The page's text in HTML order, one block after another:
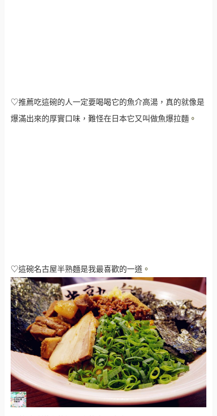
♡推薦吃這碗的人一定要喝喝它的魚介高湯，真的就像是
爆滿出來的厚實口味，難怪在日本它又叫做魚爆拉麵 。
♡這碗名古屋半熟麵是我最喜歡的一道 。